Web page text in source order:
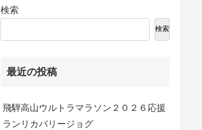
検索
検索
最近の投稿
飛騨高山ウルトラマラソン２０２６応援
ランリカバリージョグ